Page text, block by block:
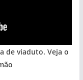
de viaduto. Veja o